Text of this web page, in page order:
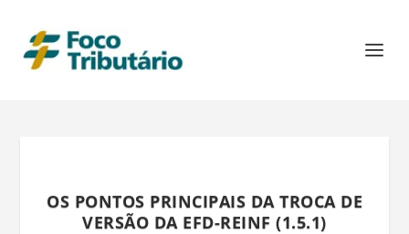
OS PONTOS PRINCIPAIS DA TROCA DE
VERSÃO DA EFD-REINF (1.5.1)